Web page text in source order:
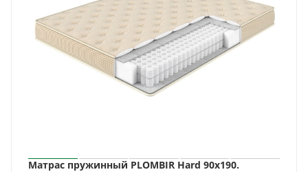
Матрас пружинный PLOMBIR Hard 90x190.